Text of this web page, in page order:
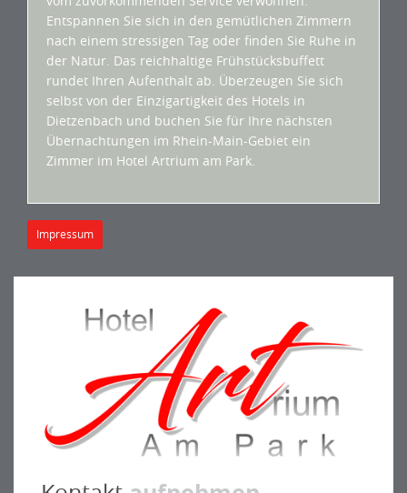
Entspannen Sie sich in den gemütlichen Zimmern
nach einem stressigen Tag oder finden Sie Ruhe in
der Natur. Das reichhaltige Frühstücksbuffett
rundet Ihren Aufenthalt ab. Überzeugen Sie sich
selbst von der Einzigartigkeit des Hotels in
Dietzenbach und buchen Sie für Ihre nächsten
Übernachtungen im Rhein-Main-Gebiet ein
Zimmer im Hotel Artrium am Park.
Impressum